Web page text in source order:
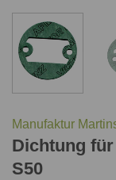
Manufaktur
Dichtung
S50